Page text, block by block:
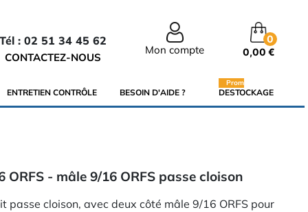
Tél : 02 51 34 45 62
CONTACTEZ-NOUS
Mon compte
0
0,00 €
ENTRETIEN CONTRÔLE BESOIN D'AIDE ? DESTOCKAGE
Promo
ORFS - mâle 9/16 ORFS passe cloison
passe cloison, avec deux côté mâle 9/16 ORFS pour